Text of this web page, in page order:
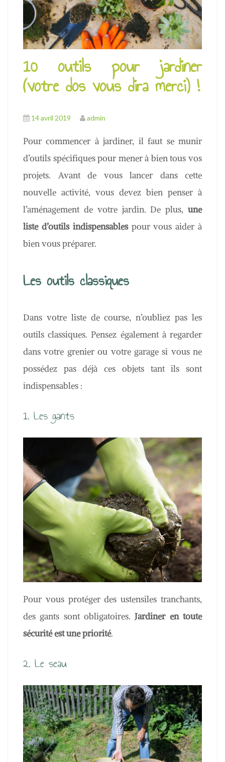
10 outils pour jardiner
(votre dos vous dira merci) !
14 avril 2019 admin
Pour commencer à jardiner, il faut se munir
d’outils spécifiques pour mener à bien tous vos
projets. Avant de vous lancer dans cette
nouvelle activité, vous devez bien penser à
l’aménagement de votre jardin. De plus, une
liste d’outils indispensablespour vous aider à
bien vous préparer.
Les outils classiques
Dans votre liste de course, n’oubliez pas les
outils classiques. Pensez également à regarder
dans votre grenier ou votre garage si vous ne
possédez pas déjà ces objets tant ils sont
indispensables :
1. Les gants
Pour vous protéger des ustensiles tranchants,
des gants sont obligatoires.Jardiner en toute
sécurité est une priorité.
2. Le seau